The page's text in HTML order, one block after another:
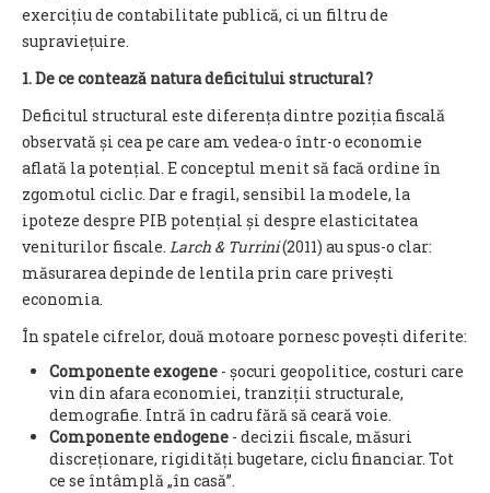
exercițiu de contabilitate publică, ci un filtru de
supraviețuire.
1. De ce contează natura deficitului structural?
Deficitul structural este diferența dintre poziția fiscală
observată și cea pe care am vedea-o într-o economie
aflată la potențial. E conceptul menit să facă ordine în
zgomotul ciclic. Dar e fragil, sensibil la modele, la
ipoteze despre PIB potențial și despre elasticitatea
veniturilor fiscale. Larch & Turrini(2011) au spus-o clar:
măsurarea depinde de lentila prin care privești
economia.
În spatele cifrelor, două motoare pornesc povești diferite:
Componente exogene - șocuri geopolitice, costuri care
vin din afara economiei, tranziții structurale,
demografie. Intră în cadru fără să ceară voie.
Componente endogene - decizii fiscale, măsuri
discreționare, rigidități bugetare, ciclu financiar. Tot
ce se întâmplă „în casă”.